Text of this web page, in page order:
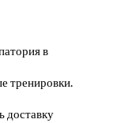
в
тренировки.
доставку